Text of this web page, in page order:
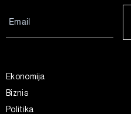
Ekonomija
Biznis
Politika